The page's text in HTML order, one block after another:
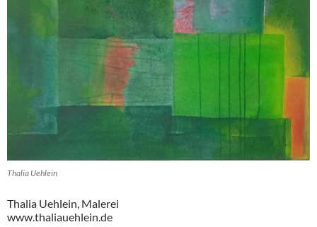
Thalia Uehlein
Thalia Uehlein, Malerei
www.thaliauehlein.de